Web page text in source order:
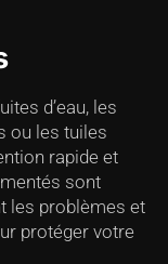
d’eau, les
ou les tuiles
rapide et
sont
les problèmes et
protéger votre